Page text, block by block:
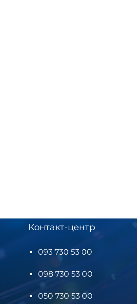
Контакт-центр
093 730 53 00
098 730 53 00
050 730 53 00